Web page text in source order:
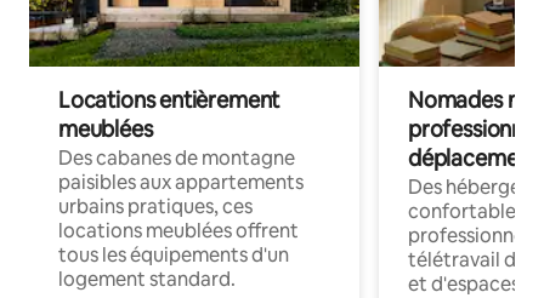
Locations entièrement
meublées
Des cabanes de montagne
paisibles aux appartements
urbains pratiques, ces
locations meublées offrent
tous les équipements d'un
logement standard.
Nomades
déplacement
Des
confortables
professionnels
télétravail
et d'espaces